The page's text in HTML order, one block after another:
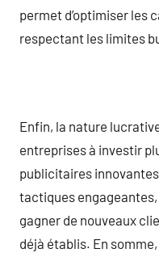
permet d’optimiser les
respectant les limites
Enfin, la nature
entreprises à investir
publicitaires
tactiques
gagner de nouveaux
déjà établis. En somme,